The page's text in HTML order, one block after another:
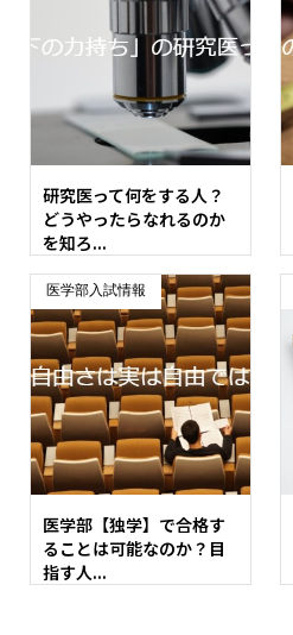
研究医って何をする人？
どうやったらなれるのか
を知ろ...
医学部入試情報
医学部【独学】で合格す
ることは可能なのか？目
指す人...